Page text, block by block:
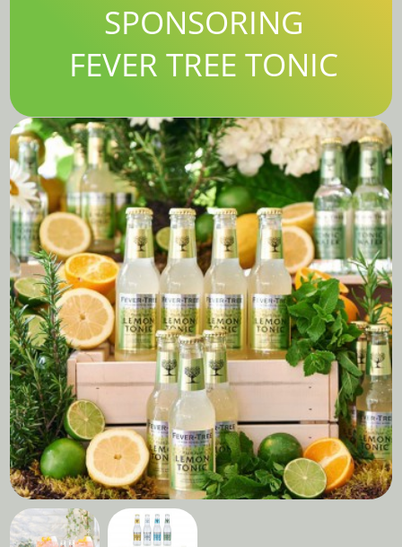
SPONSORING
FEVER TREE TONIC